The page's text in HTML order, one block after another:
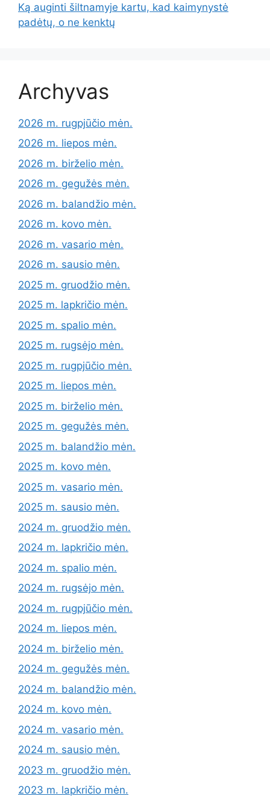
Ką auginti šiltnamyje kartu, kad kaimynystė
padėtų, o ne kenktų
Archyvas
2026 m. rugpjūčio mėn.
2026 m. liepos mėn.
2026 m. birželio mėn.
2026 m. gegužės mėn.
2026 m. balandžio mėn.
2026 m. kovo mėn.
2026 m. vasario mėn.
2026 m. sausio mėn.
2025 m. gruodžio mėn.
2025 m. lapkričio mėn.
2025 m. spalio mėn.
2025 m. rugsėjo mėn.
2025 m. rugpjūčio mėn.
2025 m. liepos mėn.
2025 m. birželio mėn.
2025 m. gegužės mėn.
2025 m. balandžio mėn.
2025 m. kovo mėn.
2025 m. vasario mėn.
2025 m. sausio mėn.
2024 m. gruodžio mėn.
2024 m. lapkričio mėn.
2024 m. spalio mėn.
2024 m. rugsėjo mėn.
2024 m. rugpjūčio mėn.
2024 m. liepos mėn.
2024 m. birželio mėn.
2024 m. gegužės mėn.
2024 m. balandžio mėn.
2024 m. kovo mėn.
2024 m. vasario mėn.
2024 m. sausio mėn.
2023 m. gruodžio mėn.
2023 m. lapkričio mėn.